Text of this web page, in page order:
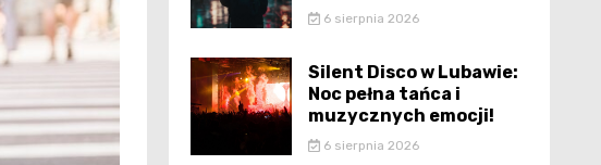
6 sierpnia 2026
Silent Disco w Lubawie:
Noc pełna tańca i
muzycznych emocji!
6 sierpnia 2026